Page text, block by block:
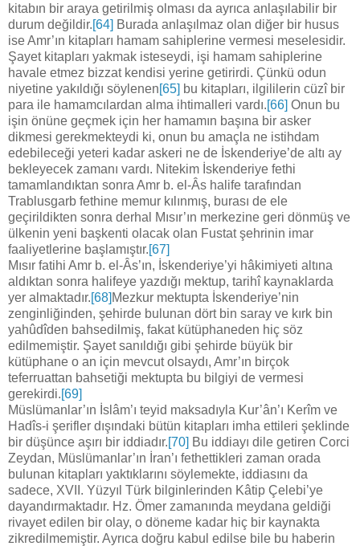
kitabın bir araya getirilmiş olması da ayrıca anlaşılabilir bir
durum değildir.[64] Burada anlaşılmaz olan diğer bir husus
ise Amr’ın kitapları hamam sahiplerine vermesi meselesidir.
Şayet kitapları yakmak isteseydi, işi hamam sahiplerine
havale etmez bizzat kendisi yerine getirirdi. Çünkü odun
niyetine yakıldığı söylenen[65] bu kitapları, ilgililerin cüzî bir
para ile hamamcılardan alma ihtimalleri vardı.[66] Onun bu
işin önüne geçmek için her hamamın başına bir asker
dikmesi gerekmekteydi ki, onun bu amaçla ne istihdam
edebileceği yeteri kadar askeri ne de İskenderiye’de altı ay
bekleyecek zamanı vardı. Nitekim İskenderiye fethi
tamamlandıktan sonra Amr b. el-Âs halife tarafından
Trablusgarb fethine memur kılınmış, burası de ele
geçirildikten sonra derhal Mısır’ın merkezine geri dönmüş ve
ülkenin yeni başkenti olacak olan Fustat şehrinin imar
faaliyetlerine başlamıştır.[67]
Mısır fatihi Amr b. el-Âs’ın, İskenderiye’yi hâkimiyeti altına
aldıktan sonra halifeye yazdığı mektup, tarihî kaynaklarda
yer almaktadır.[68] Mezkur mektupta İskenderiye’nin
zenginliğinden, şehirde bulunan dört bin saray ve kırk bin
yahûdîden bahsedilmiş, fakat kütüphaneden hiç söz
edilmemiştir. Şayet sanıldığı gibi şehirde büyük bir
kütüphane o an için mevcut olsaydı, Amr’ın birçok
teferruattan bahsetiği mektupta bu bilgiyi de vermesi
gerekirdi.[69]
Müslümanlar’ın İslâm’ı teyid maksadıyla Kur’ân’ı Kerîm ve
Hadîs-i şerifler dışındaki bütün kitapları imha ettileri şeklinde
bir düşünce aşırı bir iddiadır.[70] Bu iddiayı dile getiren Corci
Zeydan, Müslümanlar’ın İran’ı fethettikleri zaman orada
bulunan kitapları yaktıklarını söylemekte, iddiasını da
sadece, XVII. Yüzyıl Türk bilginlerinden Kâtip Çelebi’ye
dayandırmaktadır. Hz. Ömer zamanında meydana geldiği
rivayet edilen bir olay, o döneme kadar hiç bir kaynakta
zikredilmemiştir. Ayrıca doğru kabul edilse bile bu haberin